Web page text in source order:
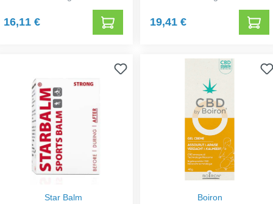
16,11 € 19,41 €
Star Balm Boiron